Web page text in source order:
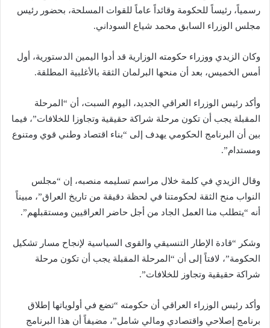
رسمياً، رئيساً للحكومة وقائداً عاماً للقوات المسلحة، بحضور رئيس
مجلس الوزراء السابق محمد شياع السوداني.
وكان الزيدي ووزراء حكومته الوزارية قد أدوا اليمين الدستورية، أول
أمس الخميس، بعد أن منحها البرلمان الثقة بالأغلبية المطلقة.
وأكد رئيس الوزراء العراقي الجديد، اليوم السبت، أن “المرحلة
المقبلة يجب أن تكون مرحلة شراكة حقيقية وتجاوزا للخلافات”، فيما
بين أن البرنامج الحكومي يهدف إلى “بناء اقتصاد وطني قوي ومتنوع
ومستدام”.
وقال الزيدي في كلمة خلال مراسم تسليمه منصبه، إن “مجلس
النواب منح الثقة لحكومتنا في لحظة دقيقة من تاريخ العراق”، مبيناً
أنه “يتطلب منا العمل الجاد من أجل حاضر العراقيين ومستقبلهم”.
وشكر “قادة الإطار التنسيقي والقوى السياسية لإنجاح مسار تشكيل
الحكومة”، لافتاً إلى أن “المرحلة المقبلة يجب أن تكون مرحلة
شراكة حقيقية وتجاوز للخلافات”.
وأكد رئيس الوزراء العراقي أن حكومته “تضع في أولوياتها إطلاق
برنامج إصلاحي واقتصادي ومالي شامل”، مضيفاً أن هذا البرنامج